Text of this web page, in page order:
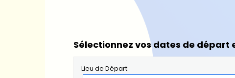
Sélectionnez vos dates de départ
Lieu de Départ